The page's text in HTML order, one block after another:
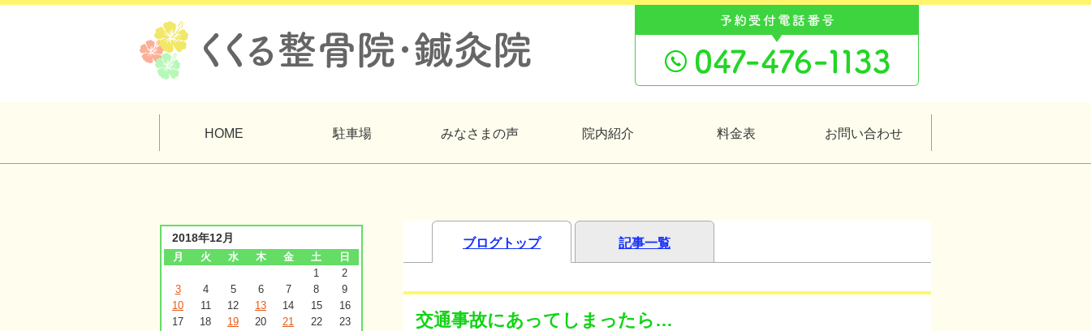
HOME 駐車場 みなさまの声 院内紹介 料金表 お問い合わせ
ブログトップ 記事一覧
交通事故にあってしまったら…
2018年12月
月 火 水 木 金 土
日
1
2
3
4 5 6 7 8
9
10
11 12 13 14 15
16
17
18 19 20 21 22
23